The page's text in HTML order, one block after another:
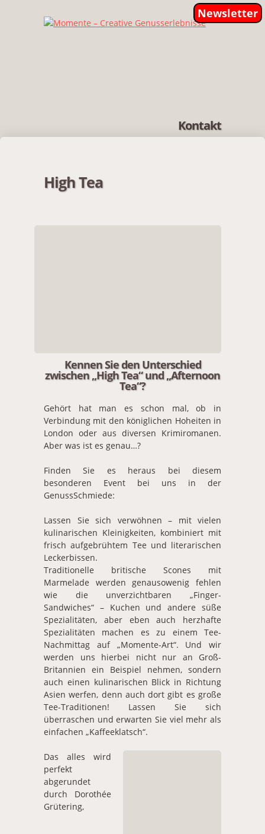
Newsletter
Kontakt
High Tea
Kennen Sie den Unterschied
zwischen „High Tea“ und „Afternoon
Tea“?
Gehört hat man es schon mal, ob in
Verbindung mit den königlichen Hoheiten in
London oder aus diversen Krimiromanen.
Aber was ist es genau…?
Finden Sie es heraus bei diesem
besonderen Event bei uns in der
GenussSchmiede:
Lassen Sie sich verwöhnen – mit vielen
kulinarischen Kleinigkeiten, kombiniert mit
frisch aufgebrühtem Tee und literarischen
Leckerbissen.
Traditionelle britische Scones mit
Marmelade werden genausowenig fehlen
wie die unverzichtbaren „Finger-
Sandwiches“ – Kuchen und andere süße
Spezialitäten, aber eben auch herzhafte
Spezialitäten machen es zu einem Tee-
Nachmittag auf „Momente-Art“. Und wir
werden uns hierbei nicht nur an Groß-
Britannien ein Beispiel nehmen, sondern
auch einen kulinarischen Blick in Richtung
Asien werfen, denn auch dort gibt es große
Tee-Traditionen! Lassen Sie sich
überraschen und erwarten Sie viel mehr als
einfachen „Kaffeeklatsch“.
Das alles wird
perfekt
abgerundet
durch Dorothée
Grütering,